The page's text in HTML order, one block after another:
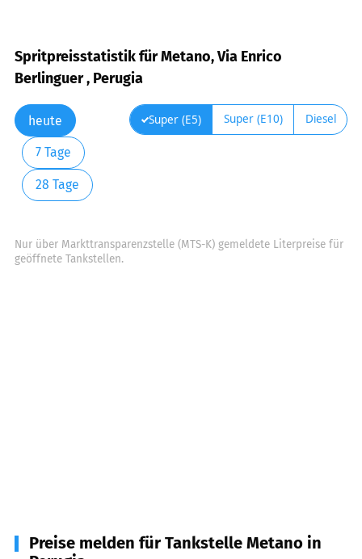
Spritpreisstatistik für Metano, Via Enrico
Berlinguer , Perugia
heute
7 Tage
28 Tage
Super (E5) Super (E10) Diesel
Nur über Markttransparenzstelle (MTS-K) gemeldete Literpreise für
geöffnete Tankstellen.
Preise melden für Tankstelle Metano in